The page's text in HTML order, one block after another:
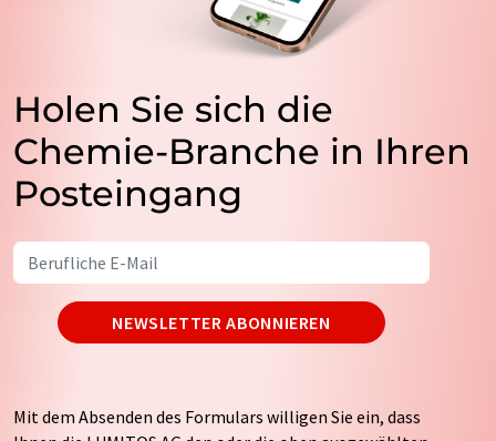
Holen Sie sich die
Chemie-Branche in Ihren
Posteingang
NEWSLETTER ABONNIEREN
Mit dem Absenden des Formulars willigen Sie ein, dass